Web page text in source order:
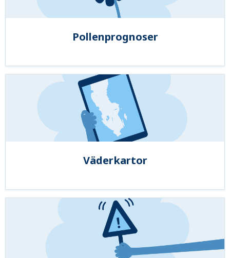
Pollenprognoser
Väderkartor